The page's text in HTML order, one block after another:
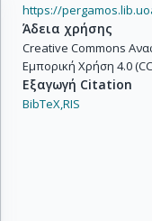
https://
Άδεια χρήσης
Creative Commons
Εμπορική Χρήση 4.0
Εξαγωγή Citation
BibTeX,RIS